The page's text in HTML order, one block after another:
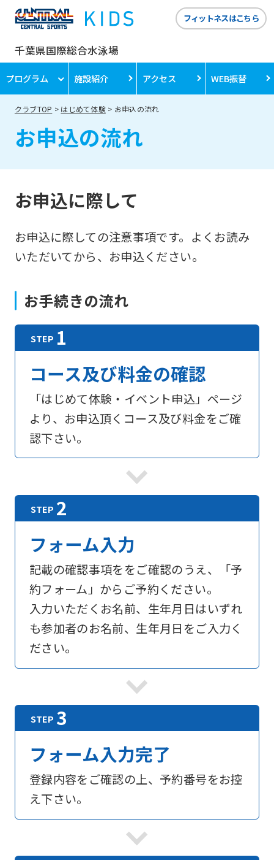
千葉県国際総合水泳場
フィットネスはこちら
プログラム 施設紹介 アクセス WEB振替
クラブTOP はじめて体験 お申込の流れ
お申込の流れ
お申込に際して
お申込に際しての注意事項です。よくお読み
いただいてから、お申込ください。
お手続きの流れ
コース及び料金の確認
「はじめて体験・イベント申込」ページ
より、お申込頂くコース及び料金をご確
認下さい。
フォーム入力
記載の確認事項ををご確認のうえ、「予
約フォーム」からご予約ください。
入力いただくお名前、生年月日はいずれ
も参加者のお名前、生年月日をご入力く
ださい。
フォーム入力完了
登録内容をご確認の上、予約番号をお控
え下さい。
foreigners